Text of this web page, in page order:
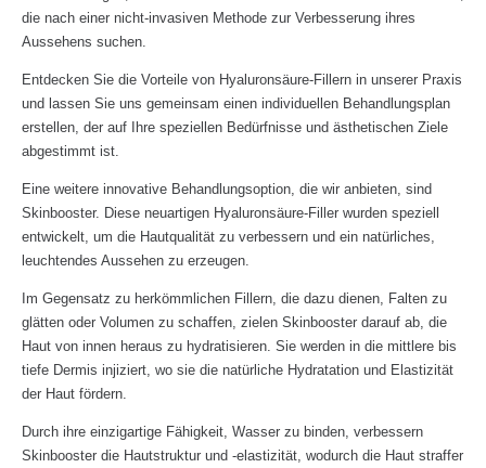
die nach einer nicht-invasiven Methode zur Verbesserung ihres
Aussehens suchen.
Entdecken Sie die Vorteile von Hyaluronsäure-Fillern in unserer Praxis
und lassen Sie uns gemeinsam einen individuellen Behandlungsplan
erstellen, der auf Ihre speziellen Bedürfnisse und ästhetischen Ziele
abgestimmt ist.
Eine weitere innovative Behandlungsoption, die wir anbieten, sind
Skinbooster. Diese neuartigen Hyaluronsäure-Filler wurden speziell
entwickelt, um die Hautqualität zu verbessern und ein natürliches,
leuchtendes Aussehen zu erzeugen.
Im Gegensatz zu herkömmlichen Fillern, die dazu dienen, Falten zu
glätten oder Volumen zu schaffen, zielen Skinbooster darauf ab, die
Haut von innen heraus zu hydratisieren. Sie werden in die mittlere bis
tiefe Dermis injiziert, wo sie die natürliche Hydratation und Elastizität
der Haut fördern.
Durch ihre einzigartige Fähigkeit, Wasser zu binden, verbessern
Skinbooster die Hautstruktur und -elastizität, wodurch die Haut straffer